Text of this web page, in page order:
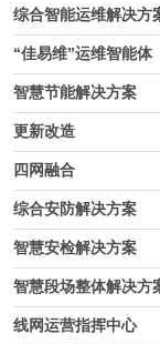
综合智能运维解决方
“佳易维”运维智能体
智慧节能解决方案
更新改造
四网融合
综合安防解决方案
智慧安检解决方案
智慧段场整体解决方
线网运营指挥中心